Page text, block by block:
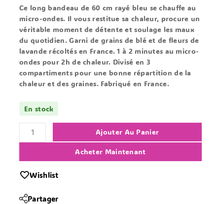
Ce long bandeau de 60 cm rayé bleu se chauffe au
micro-ondes. Il vous restitue sa chaleur, procure un
véritable moment de détente et soulage les maux
du quotidien. Garni de grains de blé et de fleurs de
lavande récoltés en France. 1 à 2 minutes au micro-
ondes pour 2h de chaleur. Divisé en 3
compartiments pour une bonne répartition de la
chaleur et des graines. Fabriqué en France.
En stock
Ajouter Au Panier
Acheter Maintenant
Wishlist
Partager